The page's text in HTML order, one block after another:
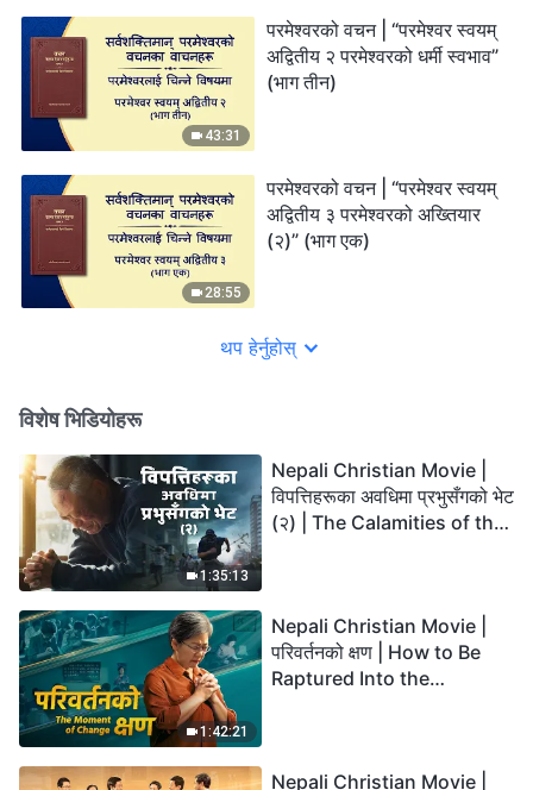
43:31
परमेश्‍वरको वचन | “परमेश्‍वर स्वयम्
अद्वितीय २ परमेश्‍वरको धर्मी स्वभाव”
(भाग तीन)
28:55
परमेश्‍वरको वचन | “परमेश्‍वर स्वयम्
अद्वितीय ३ परमेश्‍वरको अख्तियार
(२)” (भाग एक)
थप हेर्नुहोस्
विशेष भिडियोहरू
1:35:13
Nepali Christian Movie |
विपत्तिहरूका अवधिमा प्रभुसँगको भेट
(२) | The Calamities of the
1:42:21
Nepali Christian Movie |
परिवर्तनको क्षण | How to Be
Raptured Into the
Nepali Christian Movie |